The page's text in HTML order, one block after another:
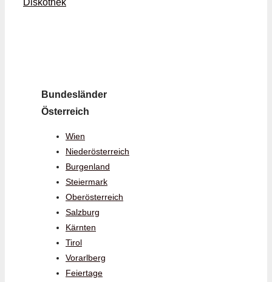
Diskothek
Bundesländer
Österreich
Wien
Niederösterreich
Burgenland
Steiermark
Oberösterreich
Salzburg
Kärnten
Tirol
Vorarlberg
Feiertage